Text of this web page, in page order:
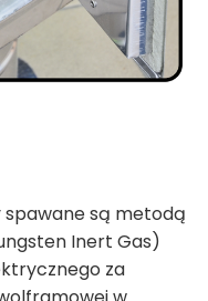
są metodą
Inert Gas)
za